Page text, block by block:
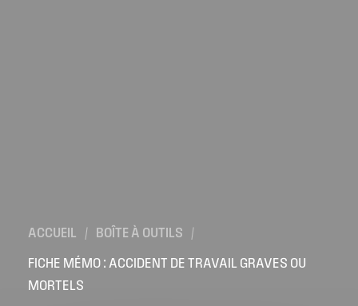
Trouver un artisan
Devenir adhérent
Espace adhérent
ACCUEIL / BOÎTE À OUTILS
/
FICHE MÉMO : ACCIDENT DE TRAVAIL GRAVES OU
MORTELS